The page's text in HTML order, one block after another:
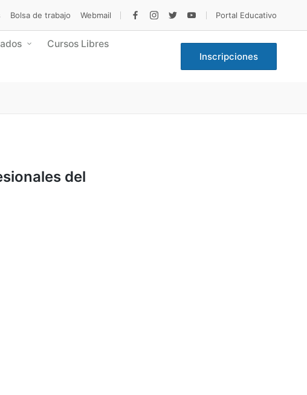
Bolsa de trabajo Webmail
facebookInstagram
TwitterYoutube
Portal Educativo
Cursos Libres
Inscripciones
del